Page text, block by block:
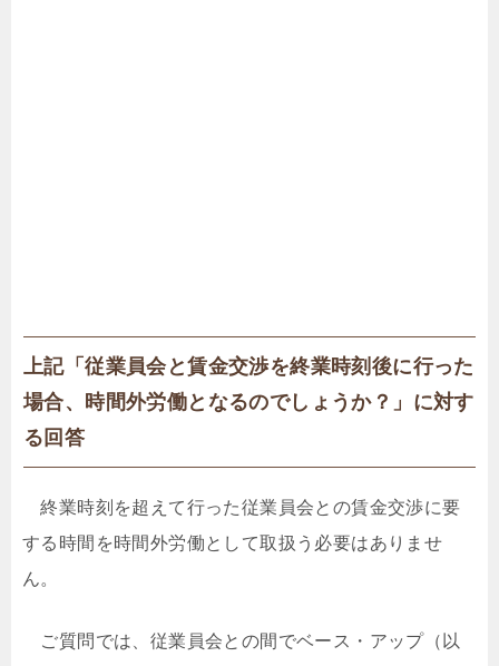
上記「従業員会と賃金交渉を終業時刻後に行った
場合、時間外労働となるのでしょうか？」に対す
る回答
終業時刻を超えて行った従業員会との賃金交渉に要
する時間を時間外労働として取扱う必要はありませ
ん。
ご質問では、従業員会との間でベース・アップ（以